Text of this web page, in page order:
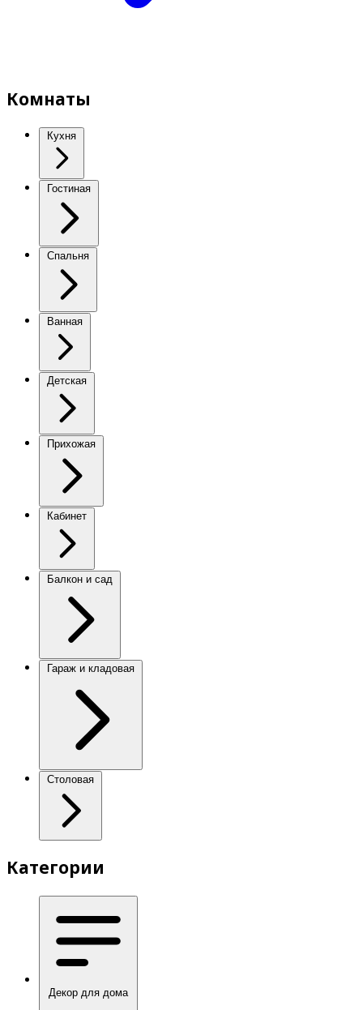
Комнаты
Кухня
Гостиная
Спальня
Ванная
Детская
Прихожая
Кабинет
Балкон и сад
Гараж и кладовая
Столовая
Категории
Декор для дома